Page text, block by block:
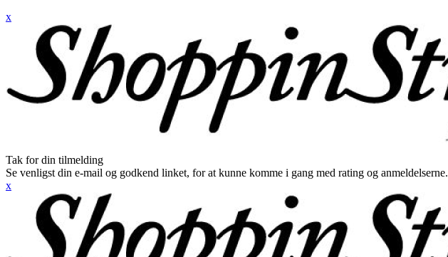
x
Tak for din tilmelding
Se venligst din e-mail og godkend linket, for at kunne komme i gang med rating og anmeldelserne.
x